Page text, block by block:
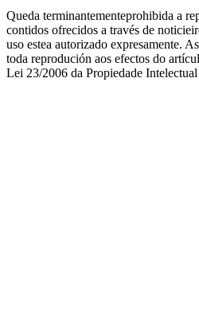
Queda terminantementeprohibida a
contidos ofrecidos a través de
uso estea autorizado expresamente.
toda reprodución aos efectos do
Lei 23/2006 da Propiedade Intelectual